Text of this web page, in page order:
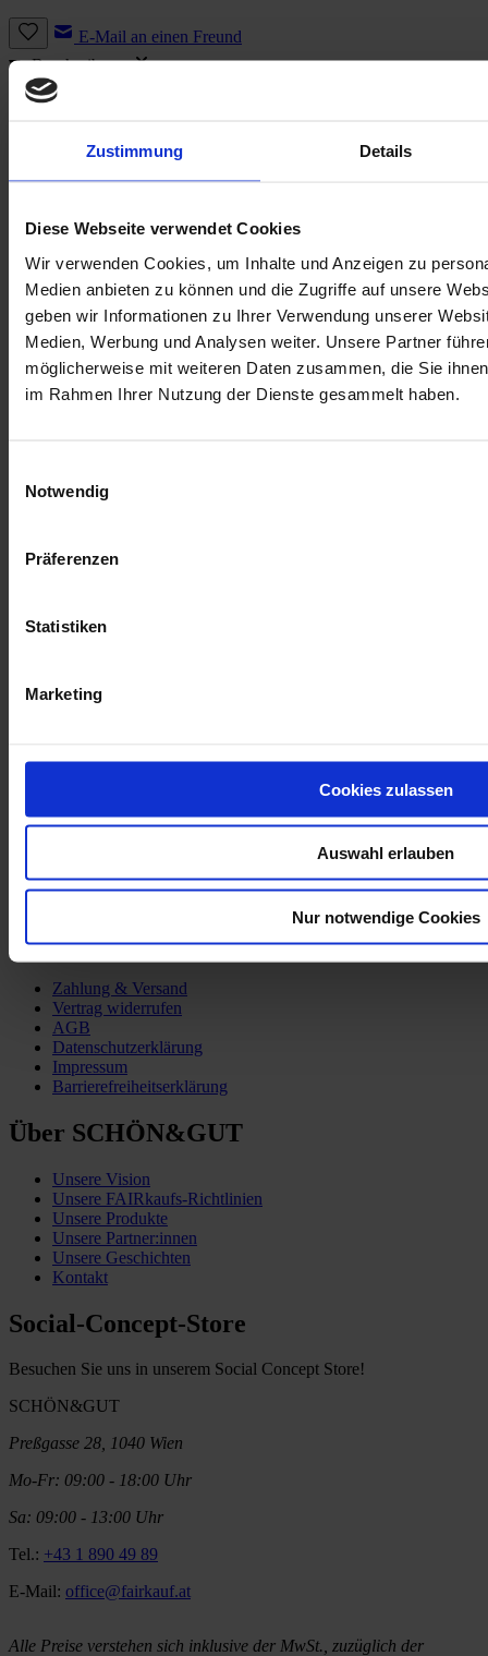
Zustimmung Details
Diese Webseite verwendet Cookies
Wir verwenden Cookies, um Inhalte und Anzeigen zu
Medien anbieten zu können und die Zugriffe auf unsere
geben wir Informationen zu Ihrer Verwendung unserer
Medien, Werbung und Analysen weiter. Unsere Partner
möglicherweise mit weiteren Daten zusammen, die Sie
im Rahmen Ihrer Nutzung der Dienste gesammelt haben.
Notwendig
Präferenzen
Statistiken
Marketing
Cookies zulassen
Auswahl erlauben
Nur notwendige Cookies
E-Mail an einen Freund
Beschreibung
Beschreibung /
Dieses Produkt ist von unseren Partner:innen von tag.werk
den Arbeitsmarkt zu integrieren und ihnen eine Zukunftsperspektive zu
geben.
Die Planentasche ad.am (L) ist ein echter Blickfang. Das
einzigartige Format und die hochwertige Verarbeitung aus
recycelter LKW-Plane machen sie zu einer stilvollen und
funktionalen Begleiterin für jeden Tag. Dank des verstellbaren
Schultergurts ist ein angenehmer Tragekomfort garantiert.
Handysteckfach
Mehr Informationen
Kund:innen-Service
Zahlung & Versand
Vertrag widerrufen
AGB
Datenschutzerklärung
Impressum
Barrierefreiheitserklärung
Über SCHÖN&GUT
Unsere Vision
Unsere FAIRkaufs-Richtlinien
Unsere Produkte
Unsere Partner:innen
Unsere Geschichten
Kontakt
Social-Concept-Store
Besuchen Sie uns in unserem Social Concept Store!
SCHÖN&GUT
Preßgasse 28, 1040 Wien
Mo-Fr: 09:00 - 18:00 Uhr
Sa: 09:00 - 13:00 Uhr
Tel.: +43 1 890 49 89
E-Mail: office@fairkauf.at
Alle Preise verstehen sich inklusive der MwSt., zuzüglich der